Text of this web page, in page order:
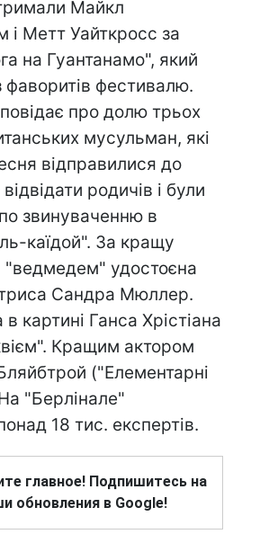
Майкл
і Метт Уайткросс за
на Гуантанамо", який
фаворитів фестивалю.
про долю трьох
мусульман, які
відправилися до
родичів і були
звинуваченню в
каїдой". За кращу
"ведмедем" удостоєна
Сандра Мюллер.
в картині Ганса Хрістіана
Кращим актором
("Елементарні
"Берлінале"
18 тис. експертів.
главное! Подпишитесь на
обновления в Google!